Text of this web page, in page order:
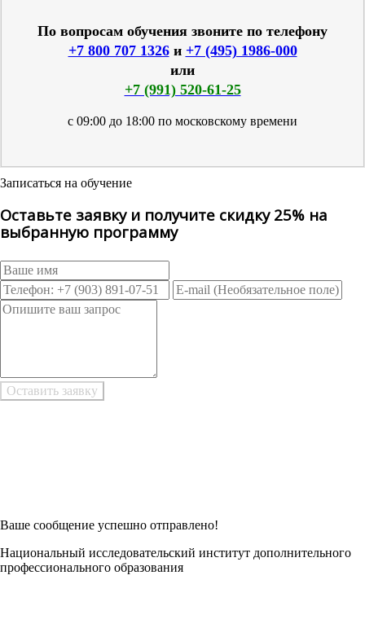
По вопросам обучения звоните по телефону
+7 800 707 1326и +7 (495) 1986-000
или
+7 (991) 520-61-25
с 09:00 до 18:00 по московскому времени
Записаться на обучение
Оставьте заявку и получите скидку 25% на
выбранную программу
Ваше сообщение успешно отправлено!
Национальный исследовательский институт дополнительного
профессионального образования